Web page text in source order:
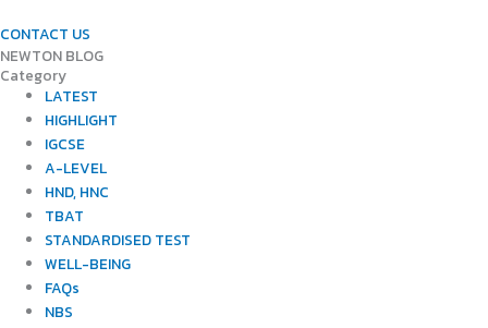
CONTACT US
NEWTON BLOG
Category
LATEST
HIGHLIGHT
IGCSE
A-LEVEL
HND, HNC
TBAT
STANDARDISED TEST
WELL-BEING
FAQs
NBS